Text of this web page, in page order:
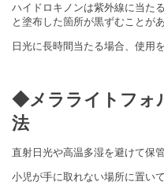
ハイドロキノンは紫外線に当た
と塗布した箇所が黒ずむことがあ
日光に長時間当たる場合、使用
◆メラライトフォ
法
直射日光や高温多湿を避けて保
小児が手に取れない場所に置いて